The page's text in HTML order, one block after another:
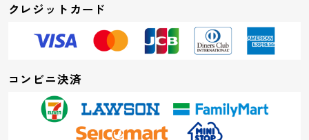
クレジットカード
コンビニ決済